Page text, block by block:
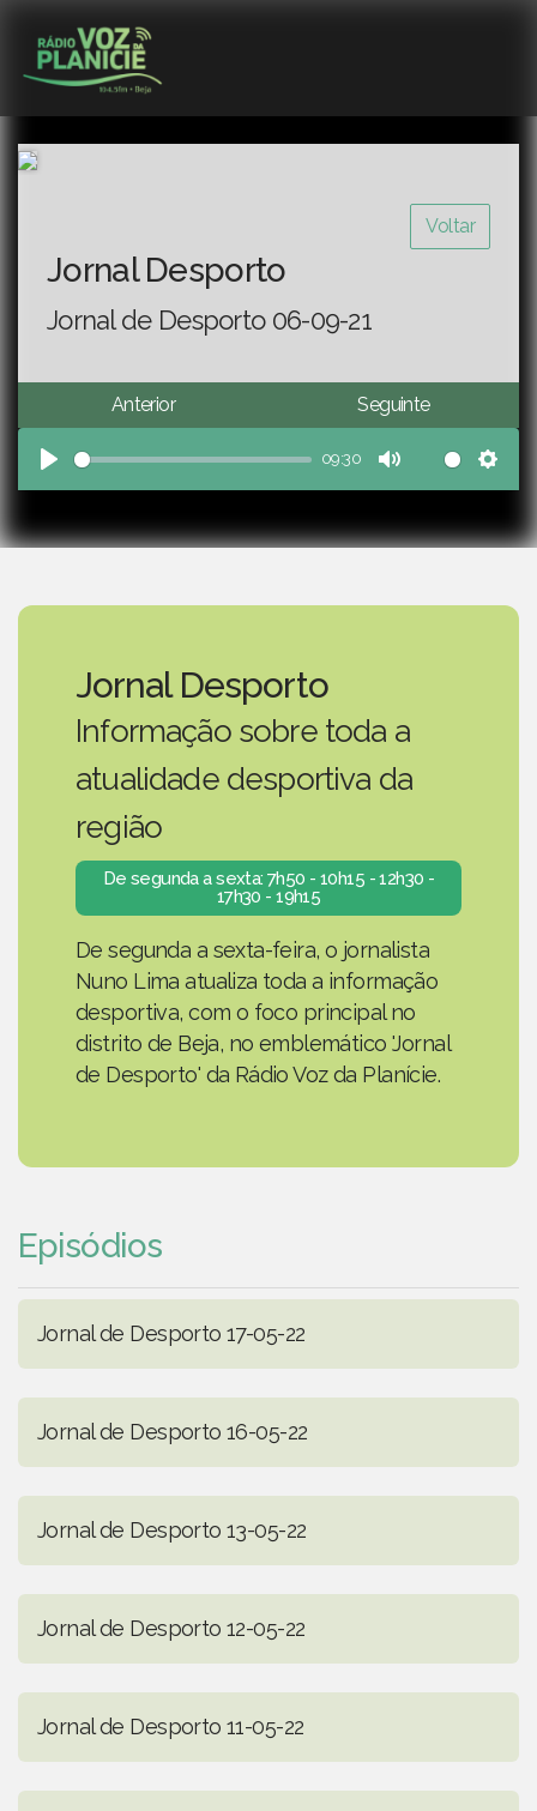
Voltar
Jornal Desporto
Jornal de Desporto 06-09-21
Anterior Seguinte
Play
09:30
Mute
Jornal Desporto
Informação sobre toda a
atualidade desportiva da
região
De segunda a sexta: 7h50 - 10h15 - 12h30 -
17h30 - 19h15
De segunda a sexta-feira, o jornalista
Nuno Lima atualiza toda a informação
desportiva, com o foco principal no
distrito de Beja, no emblemático 'Jornal
de Desporto' da Rádio Voz da Planície.
Episódios
Jornal de Desporto 17-05-22
Jornal de Desporto 16-05-22
Jornal de Desporto 13-05-22
Jornal de Desporto 12-05-22
Jornal de Desporto 11-05-22